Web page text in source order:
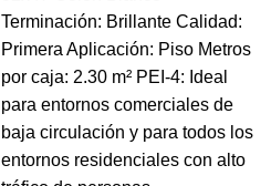
Terminación: Brillante Calidad:
Primera Aplicación: Piso Metros
por caja: 2.30 m² PEI-4: Ideal
para entornos comerciales de
baja circulación y para todos los
entornos residenciales con alto